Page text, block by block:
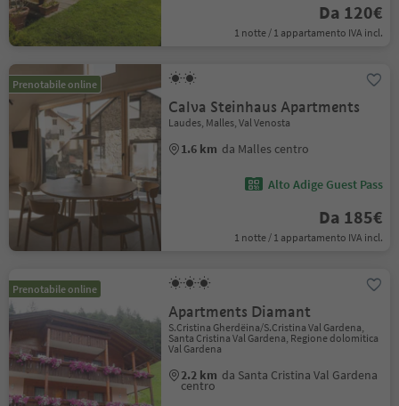
Da 120€
1 notte / 1 appartamento IVA incl.
Prenotabile online
Calva Steinhaus Apartments
Laudes, Malles, Val Venosta
1.6 km da Malles centro
Alto Adige Guest Pass
Da 185€
1 notte / 1 appartamento IVA incl.
Prenotabile online
Apartments Diamant
S.Cristina Gherdëina/S.Cristina Val Gardena,
Santa Cristina Val Gardena, Regione dolomitica
Val Gardena
2.2 km da Santa Cristina Val Gardena
centro